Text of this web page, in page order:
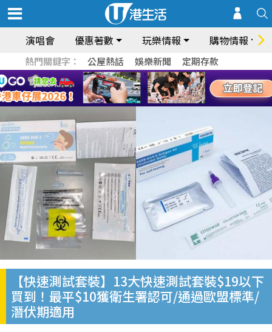
演唱會 優惠著數 玩樂情報 購物情報
熱門關鍵字： 公屋熱話 娛樂新聞 定期存款
【快速測試套裝】13大快速測試套裝$19以下
買到！最平$10獲衛生署認可/通過歐盟標準/
潛伏期適用